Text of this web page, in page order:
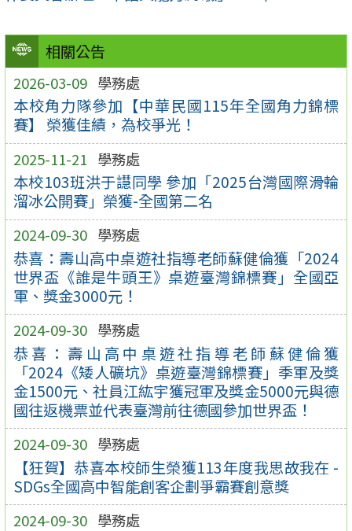
相關公告
2026-03-09 學務處
本校角力隊參加【中華民國115年全國角力錦標
賽】 榮獲佳績，為校爭光！
2025-11-21 學務處
本校103班洪于譿同學 參加「2025台灣國際滑輪
溜冰公開賽」榮獲-全國第二名
2024-09-30 學務處
恭喜：壽山高中桌遊社指導老師蘇健倫獲「2024
世界盃《誰是牛頭王》桌遊臺灣錦標賽」全國亞
軍、獎金3000元！
2024-09-30 學務處
恭喜：壽山高中桌遊社指導老師蘇健倫獲
「2024《矮人礦坑》桌遊臺灣錦標賽」季軍及獎
金1500元、社員江紘宇獲冠軍及獎金5000元與德
國往返機票並代表臺灣前往德國參加世界盃！
2024-09-30 學務處
【狂賀】恭喜本校師生榮獲113年度我思故我在 -
SDGs全國高中智能創客企劃爭霸賽創意獎
2024-09-30 學務處